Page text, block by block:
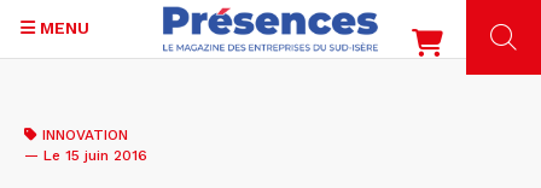
contenu
MENU
INNOVATION
— Le 15 juin 2016